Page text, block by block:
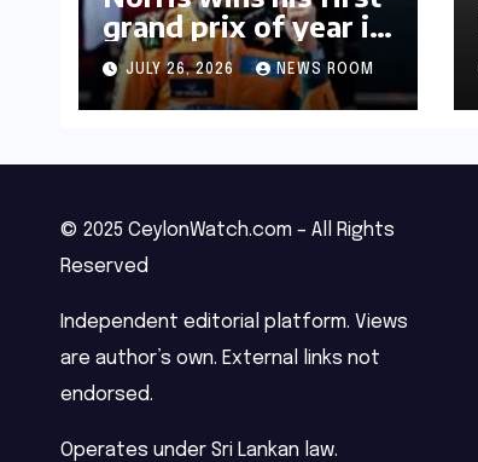
grand prix of year in
Hungary​​
JULY 26, 2026 NEWS ROOM
© 2025 CeylonWatch.com – All Rights
Reserved
Independent editorial platform. Views
are author’s own. External links not
endorsed.
Operates under Sri Lankan law.